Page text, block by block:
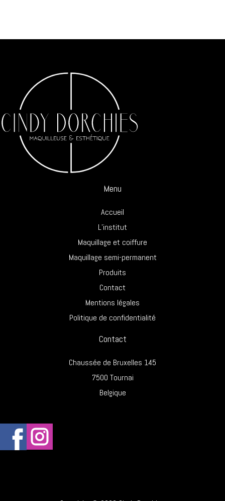
Menu
Accueil
L’institut
Maquillage et coiffure
Maquillage semi-permanent
Produits
Contact
Mentions légales
Politique de confidentialité
Contact
Chaussée de Bruxelles 145
7500 Tournai
Belgique